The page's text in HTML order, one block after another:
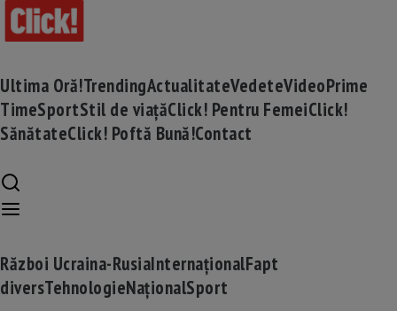
Ultima Oră!TrendingActualitateVedeteVideoPrime
TimeSportStil de viațăClick! Pentru FemeiClick!
SănătateClick! Poftă Bună!Contact
Război Ucraina-RusiaInternaționalFapt
diversTehnologieNaționalSport